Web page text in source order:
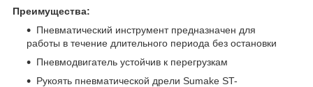
Преимущества:
Пневматический инструмент предназначен для
работы в течение длительного периода без остановки
Пневмодвигатель устойчив к перегрузкам
Рукоять пневматической дрели Sumake ST-